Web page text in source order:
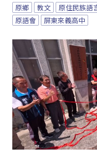
原鄉 教文 原住民族語
原語會
屏東來義高中